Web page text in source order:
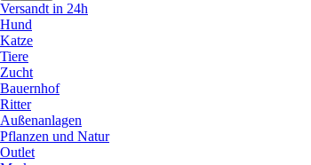
Versandt in 24h
Hund
Katze
Tiere
Zucht
Bauernhof
Ritter
Außenanlagen
Pflanzen und Natur
Outlet